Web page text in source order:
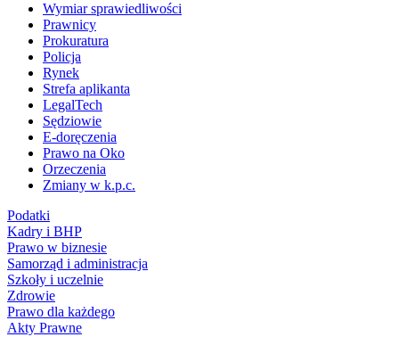
Wymiar sprawiedliwości
Prawnicy
Prokuratura
Policja
Rynek
Strefa aplikanta
LegalTech
Sędziowie
E-doręczenia
Prawo na Oko
Orzeczenia
Zmiany w k.p.c.
Podatki
Kadry i BHP
Prawo w biznesie
Samorząd i administracja
Szkoły i uczelnie
Zdrowie
Prawo dla każdego
Akty Prawne